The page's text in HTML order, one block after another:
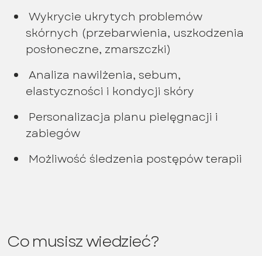
Wykrycie ukrytych problemów
skórnych (przebarwienia, uszkodzenia
posłoneczne, zmarszczki)
Analiza nawilżenia, sebum,
elastyczności i kondycji skóry
Personalizacja planu pielęgnacji i
zabiegów
Możliwość śledzenia postępów terapii
Co musisz wiedzieć?